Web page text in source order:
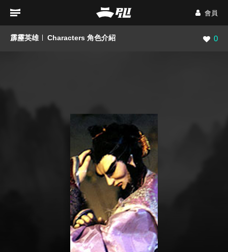
會員
霹靂英雄 Characters 角色介紹 瀏覽
0